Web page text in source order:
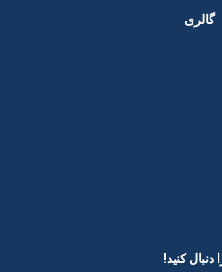
گالری
دنبال کنید!